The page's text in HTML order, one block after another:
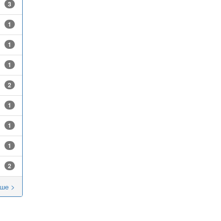
3
1
1
1
2
1
1
1
2
>